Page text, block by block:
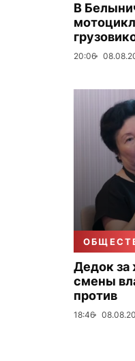
В
20:06
Дедок
смены
против
18:46